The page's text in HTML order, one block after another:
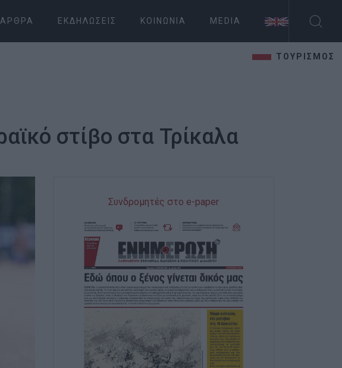
ΆΡΘΡΑ ΕΚΔΗΛΏΣΕΙΣ ΚΟΙΝΩΝΊΑ MEDIA
ΤΟΥΡΙΣΜΟΣ
στίβο στα Τρίκαλα
Συνδρομητές στο e-paper